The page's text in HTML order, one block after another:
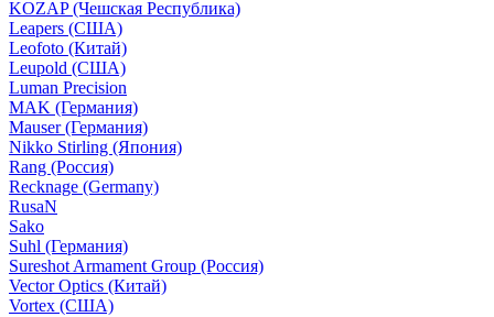
KOZAP (Чешская Республика)
Leapers (США)
Leofoto (Китай)
Leupold (США)
Luman Precision
MAK (Германия)
Mauser (Германия)
Nikko Stirling (Япония)
Rang (Россия)
Recknage (Germany)
RusaN
Sako
Suhl (Германия)
Sureshot Armament Group (Россия)
Vector Optics (Китай)
Vortex (США)